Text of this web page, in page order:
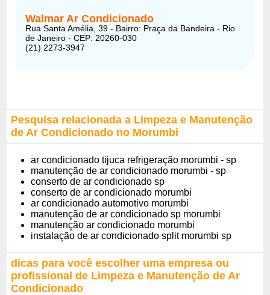
Walmar Ar Condicionado
Rua Santa Amélia, 39 - Bairro: Praça da Bandeira - Rio
de Janeiro - CEP: 20260-030
(21) 2273-3947
Pesquisa relacionada a Limpeza e Manutenção
de Ar Condicionado no Morumbi
ar condicionado tijuca refrigeração morumbi - sp
manutenção de ar condicionado morumbi - sp
conserto de ar condicionado sp
conserto de ar condicionado morumbi
ar condicionado automotivo morumbi
manutenção de ar condicionado sp morumbi
manutenção ar condicionado morumbi
instalação de ar condicionado split morumbi sp
dicas para você escolher uma empresa ou
profissional de Limpeza e Manutenção de Ar
Condicionado